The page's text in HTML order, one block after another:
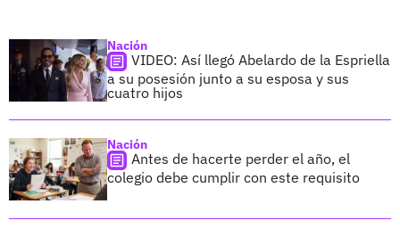
Nación
VIDEO: Así llegó Abelardo de la Espriella
a su posesión junto a su esposa y sus
cuatro hijos
Nación
Antes de hacerte perder el año, el
colegio debe cumplir con este requisito